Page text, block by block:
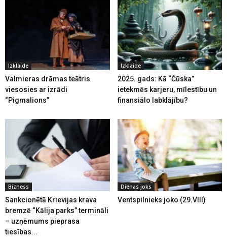
Izklaide
Valmieras drāmas teātris
viesosies ar izrādi
“Pigmalions”
Izklaide
2025. gads: Kā “Čūska”
ietekmēs karjeru, mīlestību un
finansiālo labklājību?
Bizness
Sankcionētā Krievijas krava
bremzē “Kālija parks” termināli
– uzņēmums pieprasa
tiesības...
Dienas joks
Ventspilnieks joko (29.VIII)